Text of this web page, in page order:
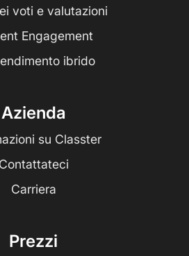
voti e valutazioni
Engagement
ibrido
Azienda
su Classter
Contattateci
Carriera
Prezzi